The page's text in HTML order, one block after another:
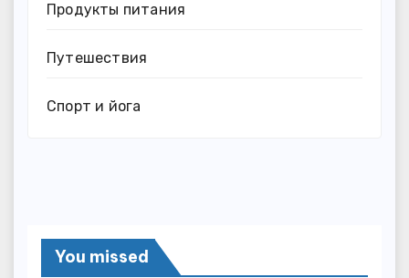
Продукты питания
Путешествия
Спорт и йога
You missed